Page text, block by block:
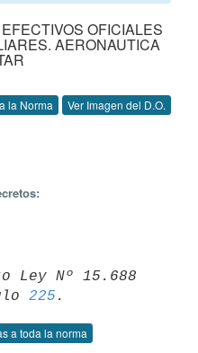
OFICIALES
AERONAUTICA
la Norma Ver Imagen del D.O.
Ley Nº 15.688
225
a toda la norma